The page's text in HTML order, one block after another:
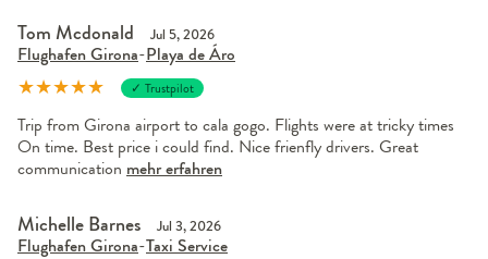
Tom Mcdonald Jul 5, 2026
Flughafen Girona-Playa de Áro
★★★★★ ✓ Trustpilot
Trip from Girona airport to cala gogo. Flights were at tricky times
On time. Best price i could find. Nice frienfly drivers. Great
communication mehr erfahren
Michelle Barnes Jul 3, 2026
Flughafen Girona-Taxi Service